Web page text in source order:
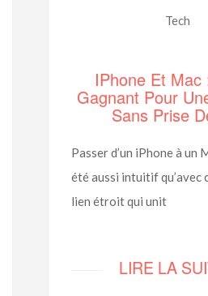
Tech
IPhone Et Mac
Gagnant Pour
Sans Prise
Passer d’un iPhone à un
été aussi intuitif qu’avec
lien étroit qui unit
LIRE LA